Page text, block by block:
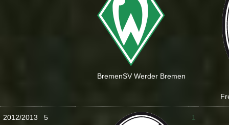
BremenSV Werder Bremen
2012/2013 5
1